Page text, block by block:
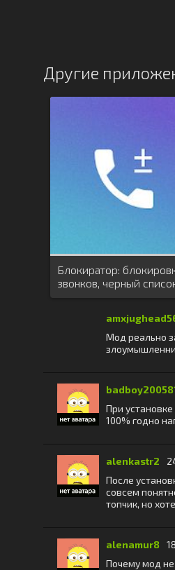
Другие
Блокиратор:
звонков, черный
Мод реально
При
100% годно
alenkastr2
После
совсем
топчик, но
alenamur8
Почему мод не